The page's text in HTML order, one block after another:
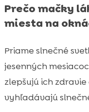
Prečo mačky
miesta na
Priame slnečné
jesenných
zlepšujú ich
vyhľadávajú